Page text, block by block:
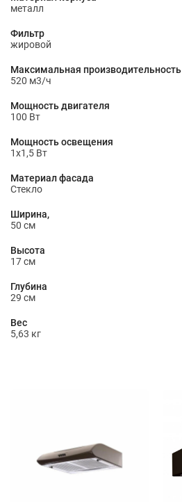
металл
Фильтр
жировой
Максимальная производительность
520 м3/ч
Мощность двигателя
100 Вт
Мощность освещения
1х1,5 Вт
Материал фасада
Стекло
Ширина,
50 см
Высота
17 см
Глубина
29 см
Вес
5,63 кг